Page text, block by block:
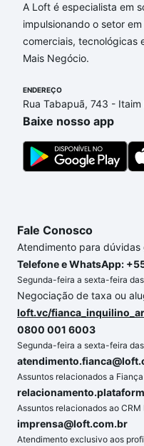
A Loft é especialista em
impulsionando o setor
comerciais, tecnológicas
Mais Negócio.
ENDEREÇO
Rua Tabapuã, 743 -
Baixe nosso app
Fale Conosco
Atendimento para dúvidas
Telefone e WhatsApp:
Segunda-feira a sexta-feira
Negociação de taxa ou
loft.vc/
0800 001 6003
Segunda-feira a sexta-feira
Assuntos relacionados a
Assuntos relacionados ao CRM
imprensa@loft.com.br
Atendimento exclusivo aos